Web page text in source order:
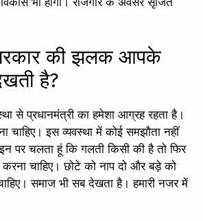
की झलक आपके
है?
से प्रधानमंत्री का हमेशा आग्रह रहता है।
चाहिए। इस व्यवस्था में कोई समझौता नहीं
पर चलता हूं कि गलती किसी की है तो फिर
चाहिए। छोटे को नाप दो और बड़े को
समाज भी सब देखता है। हमारी नजर में